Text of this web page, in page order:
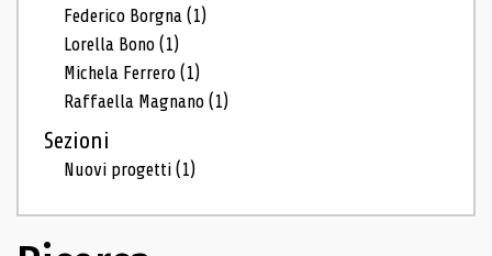
Federico Borgna(1)
Lorella Bono(1)
Michela Ferrero(1)
Raffaella Magnano(1)
Sezioni
Nuovi progetti(1)